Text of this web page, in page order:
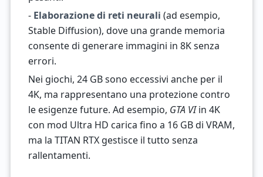
- Elaborazione di reti neurali (ad esempio,
Stable Diffusion), dove una grande memoria
consente di generare immagini in 8K senza
errori.
Nei giochi, 24 GB sono eccessivi anche per il
4K, ma rappresentano una protezione contro
le esigenze future. Ad esempio, GTA VIin 4K
con mod Ultra HD carica fino a 16 GB di VRAM,
ma la TITAN RTX gestisce il tutto senza
rallentamenti.